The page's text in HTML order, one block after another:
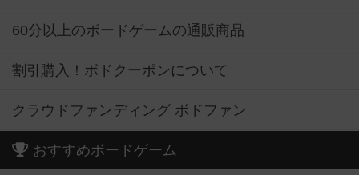
60分以上のボードゲームの通販商品
割引購入！ボドクーポンについて
クラウドファンディング ボドファン
おすすめボードゲーム